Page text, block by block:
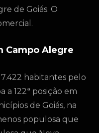
de Goiás. O
Campo Alegre
habitantes pelo
a 122ª posição em
de Goiás, na
populosa que